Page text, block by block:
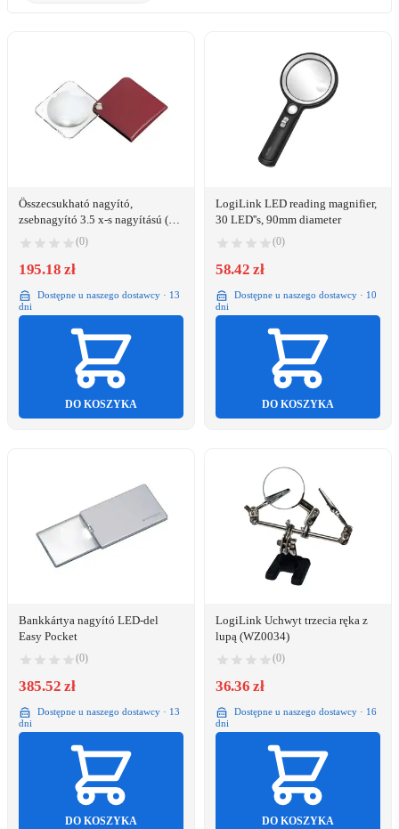
Összecsukható nagyító,
zsebnagyító 3.5 x-s nagyítású (O)
60 mm piros színű Eschenbach
1752160
(0)
195.18 zł
Dostępne u naszego dostawcy · 13
dni
DO KOSZYKA
LogiLink LED reading magnifier,
30 LED''s, 90mm diameter
(0)
58.42 zł
Dostępne u naszego dostawcy · 10
dni
DO KOSZYKA
Bankkártya nagyító LED-del
Easy Pocket
(0)
385.52 zł
Dostępne u naszego dostawcy · 13
dni
DO KOSZYKA
LogiLink Uchwyt trzecia ręka z
lupą (WZ0034)
(0)
36.36 zł
Dostępne u naszego dostawcy · 16
dni
DO KOSZYKA